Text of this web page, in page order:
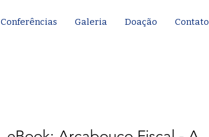
Conferências Galeria Doação Contato